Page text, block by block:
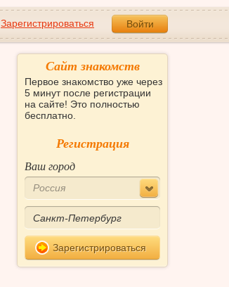
Зарегистрироваться Войти
Сайт знакомств
Первое знакомство уже через
5 минут после регистрации
на сайте! Это полностью
бесплатно.
Регистрация
Ваш город
Россия
Зарегистрироваться